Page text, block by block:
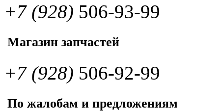
+7 (928) 506-93-99
Магазин запчастей
+7 (928) 506-92-99
По жалобам и предложениям